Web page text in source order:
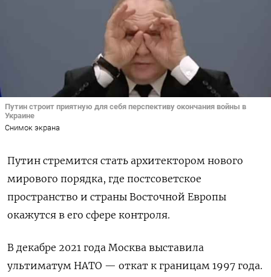
Путин строит приятную для себя перспективу окончания войны в
Украине
Снимок экрана
Путин стремится стать архитектором нового
мирового порядка, где постсоветское
пространство и страны Восточной Европы
окажутся в его сфере контроля.
В декабре 2021 года Москва выставила
ультиматум НАТО — откат к границам 1997 года.